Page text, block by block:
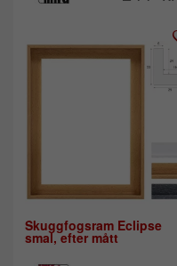
Skuggfogsram Eclipse
smal, efter mått